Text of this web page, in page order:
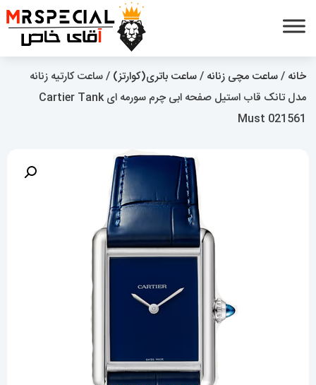
خانه /ساعت مچی زنانه /ساعت باتری(کوارتز) / ساعت کارتیه زنانه
مدل تانک قاب استیل صفحه ابی چرم سورمه ای Cartier Tank
Must 021561